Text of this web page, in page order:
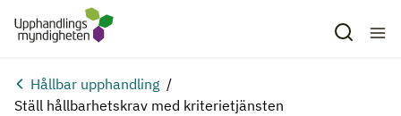
Hoppa till huvudinnehåll
Hållbar upphandling
Ställ hållbarhetskrav med kriterietjänsten